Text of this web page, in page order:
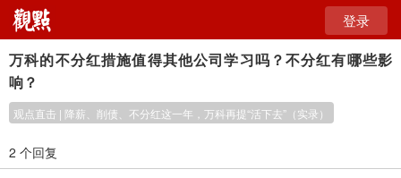
登录
万科的不分红措施值得其他公司学习吗？不分红有哪些影
响？
观点直击 | 降薪、削债、不分红这一年，万科再提“活下去”（实录）
2 个回复